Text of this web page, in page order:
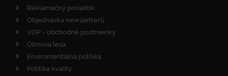
Reklamačný poriadok
Objednávka newsletterů
VOP - obchodné podmienky
Obnova lesa
Enviromentálna politika
Politika kvality